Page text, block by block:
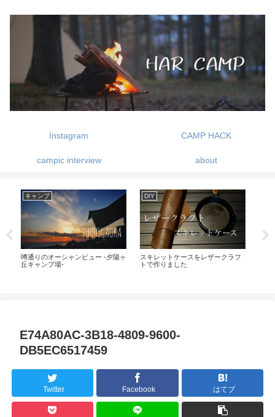
Instagram CAMP HACK
campic interview about
DIY
スキレットケースをレザークラフ
トで作りました
キャンプ
1歳児とキャンプを楽しむ
E74A80AC-3B18-4809-9600-
DB5EC6517459
Twitter Facebook はてブ